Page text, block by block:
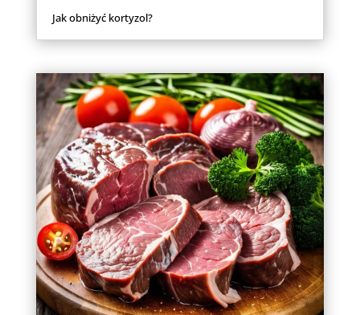
Jak obniżyć kortyzol?